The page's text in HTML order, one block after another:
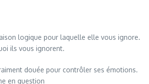
logique pour laquelle elle vous ignore.
ils vous ignorent.
douée pour contrôler ses émotions.
en question